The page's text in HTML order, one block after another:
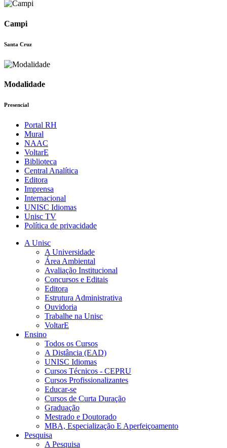
Campi
Santa Cruz
Modalidade
Presencial
Portal RH
Mural
NAAC
VoltarE
Biblioteca
Central Analítica
Editora
Imprensa
Internacional
UNISC Idiomas
Unisc TV
Política de privacidade
A Unisc
A Universidade
Área Ambiental
Avaliação Institucional
Concursos e Editais
Editora
Estrutura Administrativa
Ouvidoria
Trabalhe na Unisc
VoltarE
Ensino
Todos os Cursos
A Distância (EAD)
UNISC Idiomas
Cursos Técnicos - CEPRU
Cursos Profissionalizantes
Educar-se
Cursos de Curta Duração
Graduação
Mestrado e Doutorado
MBA, Especialização E Aperfeiçoamento
Pesquisa
A Pesquisa